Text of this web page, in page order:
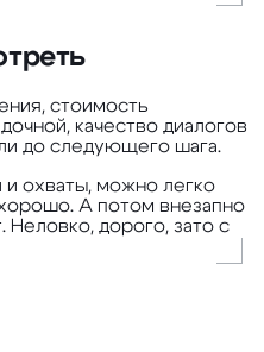
стоимость
качество диалогов
до следующего шага.
и охваты, можно легко
А потом внезапно
Неловко, дорого, зато с